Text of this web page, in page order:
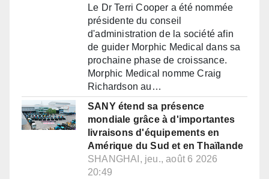
Le Dr Terri Cooper a été nommée
présidente du conseil
d'administration de la société afin
de guider Morphic Medical dans sa
prochaine phase de croissance.
Morphic Medical nomme Craig
Richardson au…
SANY étend sa présence
mondiale grâce à d'importantes
livraisons d'équipements en
Amérique du Sud et en Thaïlande
SHANGHAI, jeu., août 6 2026
20:49